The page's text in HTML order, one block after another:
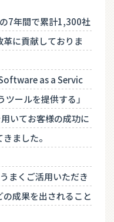
7年間で累計1,300社
に貢献しておりま
as a Servic
ールを提供する」
いてお客様の成功に
ました。
まくご活用いただき
成果を出されること